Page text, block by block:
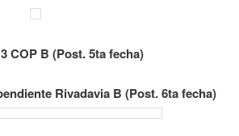
COP B (Post. 5ta fecha)
Rivadavia B (Post. 6ta fecha)